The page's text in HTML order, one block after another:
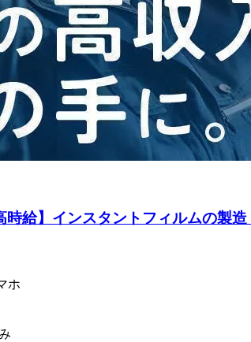
時給】インスタントフィルムの製
ホ